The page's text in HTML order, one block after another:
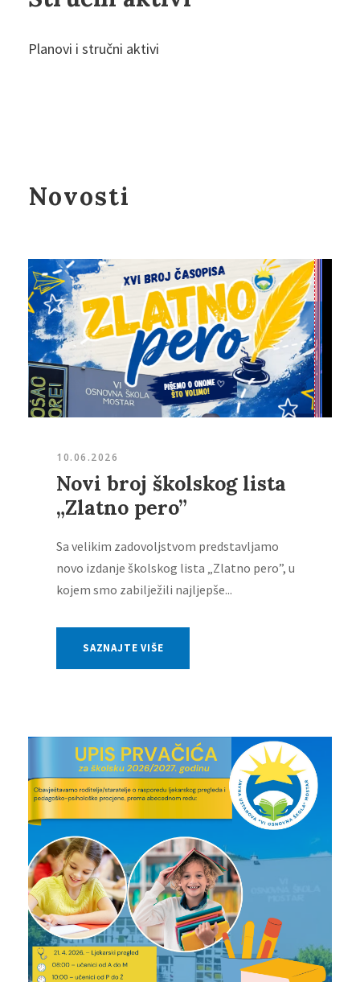
Planovi i stručni aktivi
Novosti
10.06.2026
Novi broj školskog lista
„Zlatno pero”
Sa velikim zadovoljstvom predstavljamo
novo izdanje školskog lista „Zlatno pero”, u
kojem smo zabilježili najljepše...
SAZNAJTE VIŠE